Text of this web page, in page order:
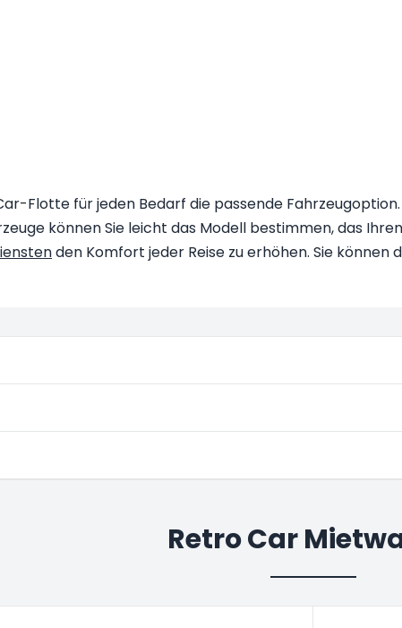
Flotte für jeden Bedarf die passende
können Sie leicht das Modell bestimmen, das
den Komfort jeder Reise zu erhöhen. Sie
Retro Car